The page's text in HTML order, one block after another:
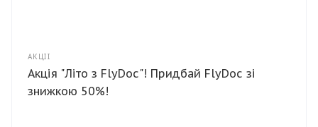
АКЦІЇ
Акція "Літо з FlyDoc"! Придбай FlyDoc зі
знижкою 50%!